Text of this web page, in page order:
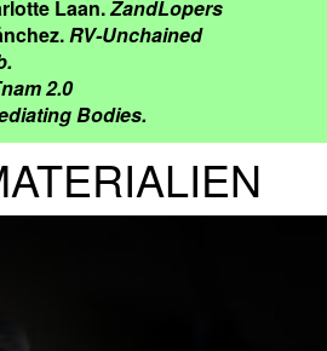
Laan.ZandLopers
RV-Unchained
2.0
Bodies.